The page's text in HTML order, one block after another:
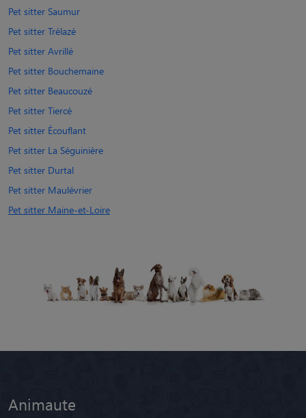
Pet sitter Saumur
Pet sitter Trélazé
Pet sitter Avrillé
Pet sitter Bouchemaine
Pet sitter Beaucouzé
Pet sitter Tiercé
Pet sitter Écouflant
Pet sitter La Séguinière
Pet sitter Durtal
Pet sitter Maulévrier
Pet sitter Maine-et-Loire
Animaute